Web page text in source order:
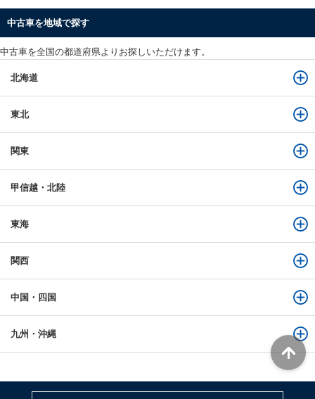
中古車を地域で探す
中古車を全国の都道府県よりお探しいただけます。
北海道
東北
関東
甲信越・北陸
東海
関西
中国・四国
九州・沖縄